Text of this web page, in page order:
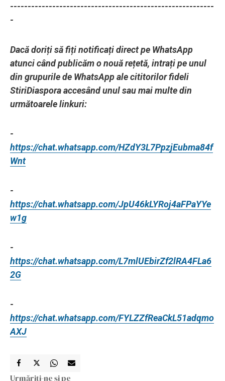
----------------------------------------------------------
-
Dacă doriți să fiți notificați direct pe WhatsApp
atunci când publicăm o nouă rețetă, intrați pe unul
din grupurile de WhatsApp ale cititorilor fideli
StiriDiaspora accesând unul sau mai multe din
următoarele linkuri:
-
https://chat.whatsapp.com/HZdY3L7PpzjEubma84f
Wnt
-
https://chat.whatsapp.com/JpU46kLYRoj4aFPaYYe
w1g
-
https://chat.whatsapp.com/L7mlUEbirZf2lRA4FLa6
2G
-
https://chat.whatsapp.com/FYLZZfReaCkL51adqmo
AXJ
Urmăriți-ne și pe